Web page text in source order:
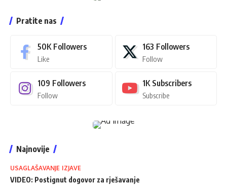
Pratite nas
50K Followers
Like
163 Followers
Follow
109 Followers
Follow
1K Subscribers
Subscribe
Najnovije
USAGLAŠAVANJE IZJAVE
VIDEO: Postignut dogovor za rješavanje